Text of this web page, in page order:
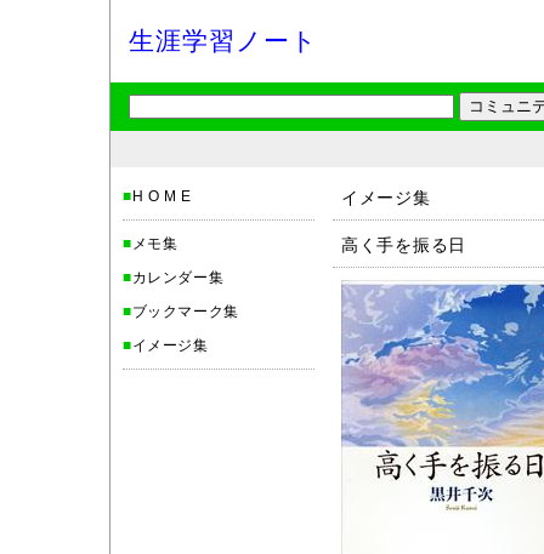
生涯学習ノート
■ H O M E
■ メモ集
■カレンダー集
■ブックマーク集
■イメージ集
イメージ集
高く手を振る日